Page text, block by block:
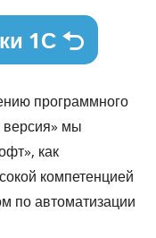
1С
программного
версия» мы
как
компетенцией
по автоматизации